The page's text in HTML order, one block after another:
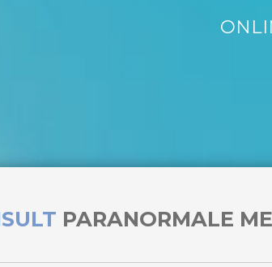
PARANORMALE